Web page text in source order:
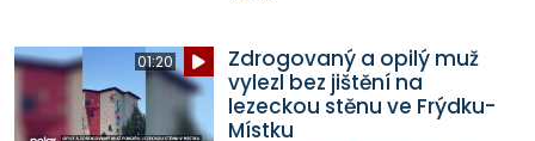
01:20
Zdrogovaný a opilý muž
vylezl bez jištění na
lezeckou stěnu ve Frýdku-
Místku